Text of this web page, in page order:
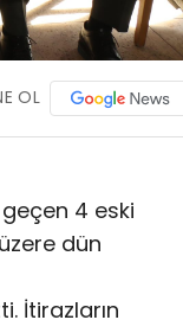
OL
4 eski
dün
İtirazların